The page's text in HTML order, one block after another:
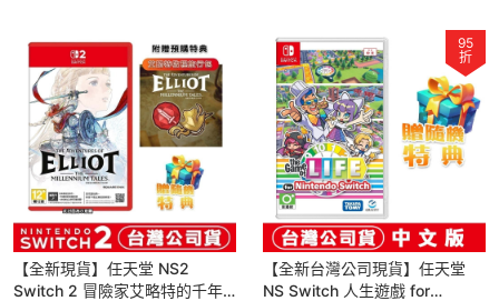
【全新現貨】任天堂 NS2
Switch 2 冒險家艾略特的千年
95
折
【全新台灣公司現貨】任天堂
NS Switch 人生遊戲 for